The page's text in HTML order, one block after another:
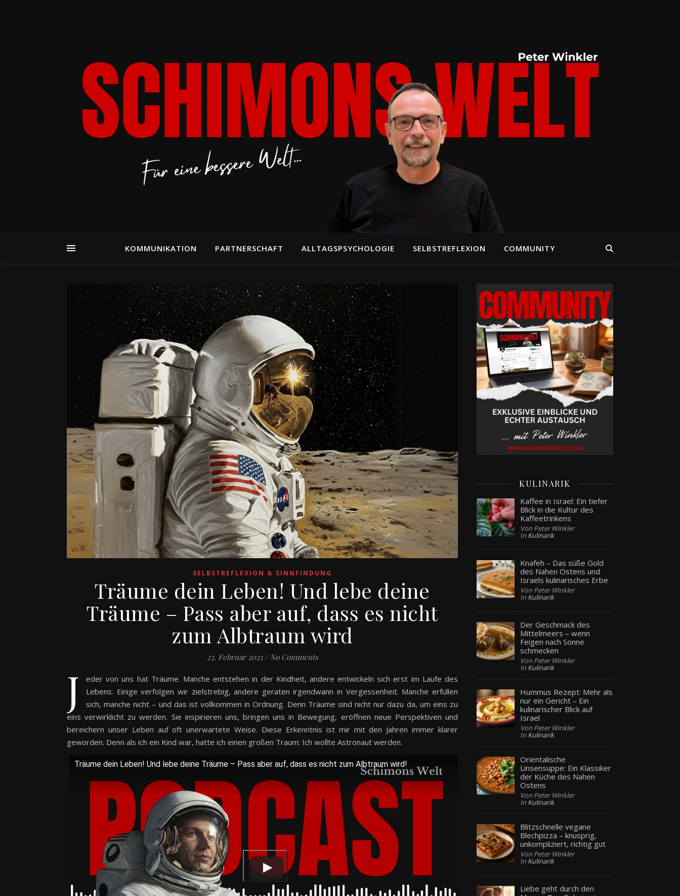
KOMMUNIKATION PARTNERSCHAFT ALLTAGSPSYCHOLOGIE SELBSTREFLEXION COMMUNITY
SELBSTREFLEXION & SINNFINDUNG
Träume dein Leben! Und lebe deine
Träume – Pass aber auf, dass es nicht
zum Albtraum wird
23. Februar 2025 / No Comments
J
eder von uns hat Träume. Manche entstehen in der Kindheit, andere entwickeln sich erst im Laufe des
Lebens. Einige verfolgen wir zielstrebig, andere geraten irgendwann in Vergessenheit. Manche erfüllen
sich, manche nicht – und das ist vollkommen in Ordnung. Denn Träume sind nicht nur dazu da, um eins zu
eins verwirklicht zu werden. Sie inspirieren uns, bringen uns in Bewegung, eröffnen neue Perspektiven und
bereichern unser Leben auf oft unerwartete Weise. Diese Erkenntnis ist mir mit den Jahren immer klarer
geworden. Denn als ich ein Kind war, hatte ich einen großen Traum: Ich wollte Astronaut werden.
Träume dein Leben! Und lebe deine Träume – Pass aber auf, dass es nicht zum Albtraum wird!
KULINARIK
Kaffee in Israel: Ein tiefer
Blick in die Kultur des
Kaffeetrinkens
Von Peter Winkler
In Kulinarik
Knafeh – Das süße Gold
des Nahen Ostens und
Israels kulinarisches Erbe
Von Peter Winkler
In Kulinarik
Der Geschmack des
Mittelmeers – wenn
Feigen nach Sonne
schmecken
Von Peter Winkler
In Kulinarik
Hummus Rezept: Mehr als
nur ein Gericht – Ein
kulinarischer Blick auf
Israel
Von Peter Winkler
In Kulinarik
Orientalische
Linsensuppe: Ein Klassiker
der Küche des Nahen
Ostens
Von Peter Winkler
In Kulinarik
Blitzschnelle vegane
Blechpizza – knusprig,
unkompliziert, richtig gut
Von Peter Winkler
In Kulinarik
Liebe geht durch den